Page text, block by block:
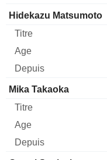
Hidekazu Matsumoto
Mika Takaoka